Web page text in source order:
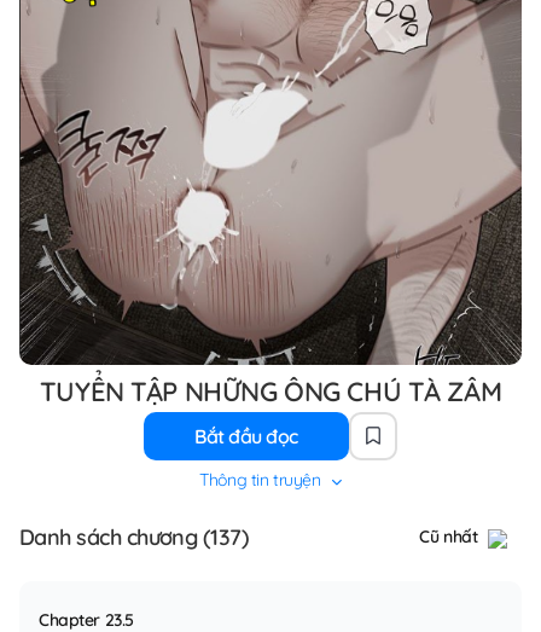
TUYỂN TẬP NHỮNG ÔNG CHÚ TÀ ZÂM
Bắt đầu đọc
Thông tin truyện
Danh sách chương (137) Cũ nhất
Chapter 23.5